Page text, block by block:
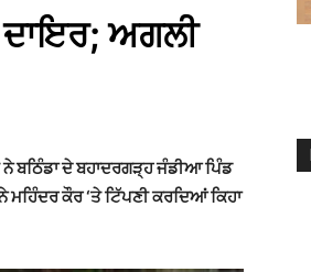
ਦਾਇਰ; ਅਗਲੀ
ਬਠਿੰਡਾ ਦੇ ਬਹਾਦਰਗੜ੍ਹ ਜੰਡੀਆ ਪਿੰਡ
ਮਹਿੰਦਰ ਕੌਰ ‘ਤੇ ਟਿੱਪਣੀ ਕਰਦਿਆਂ ਕਿਹਾ